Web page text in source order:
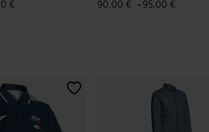
€
90,00 €
- 95,00 €